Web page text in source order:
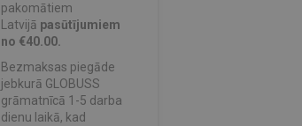
pakomātiem
Latvijā pasūtījumiem
no €40.00.
Bezmaksas piegāde
jebkurā GLOBUSS
grāmatnīcā 1-5 darba
dienu laikā, kad